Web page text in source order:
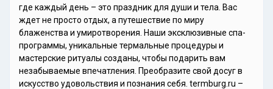
где каждый день – это праздник для души и тела. Вас
ждет не просто отдых, а путешествие по миру
блаженства и умиротворения. Наши эксклюзивные спа-
программы, уникальные термальные процедуры и
мастерские ритуалы созданы, чтобы подарить вам
незабываемые впечатления. Преобразите свой досуг в
искусство удовольствия и познания себя. termburg.ru –